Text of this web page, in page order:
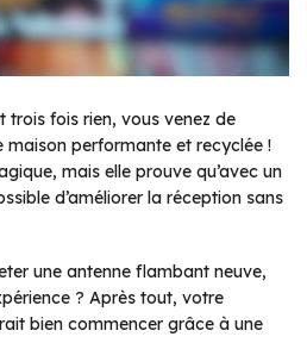
trois fois rien, vous venez de
maison performante et recyclée !
mais elle prouve qu’avec un
d’améliorer la réception sans
une antenne flambant neuve,
? Après tout, votre
bien commencer grâce à une